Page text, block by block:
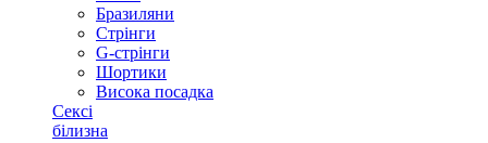
Бразиляни
Стрінги
G-стрінги
Шортики
Висока посадка
Сексі
білизна